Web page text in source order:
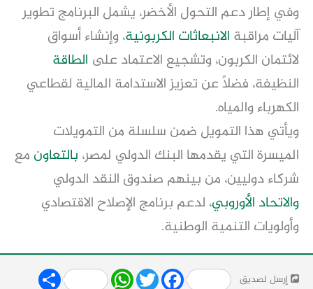
وفي إطار دعم التحول الأخضر، يشمل البرنامج تطوير
آليات مراقبة الانبعاثات الكربونية، وإنشاء أسواق
لائتمان الكربون، وتشجيع الاعتماد على الطاقة
النظيفة، فضلًا عن تعزيز الاستدامة المالية لقطاعي
الكهرباء والمياه.
ويأتي هذا التمويل ضمن سلسلة من التمويلات
الميسرة التي يقدمها البنك الدولي لمصر، بالتعاون مع
شركاء دوليين، من بينهم صندوق النقد الدولي
والاتحاد الأوروبي، لدعم برنامج الإصلاح الاقتصادي
وأولويات التنمية الوطنية.
إرسل لصديق Share WhatsApp
Twitter Facebook